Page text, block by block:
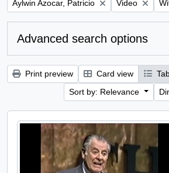
Remove filter:
Aylwin Azocar, Patricio Remove filter:
Video
Advanced search options
Print preview Card view
Sort by: Relevance